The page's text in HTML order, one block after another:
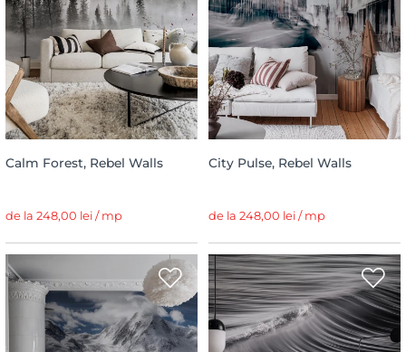
Calm Forest, Rebel Walls
de la 248,00 lei / mp
City Pulse, Rebel Walls
de la 248,00 lei / mp